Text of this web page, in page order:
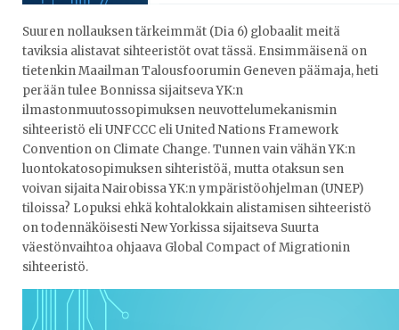
Suuren nollauksen tärkeimmät (Dia 6) globaalit meitä
taviksia alistavat sihteeristöt ovat tässä. Ensimmäisenä on
tietenkin Maailman Talousfoorumin Geneven päämaja, heti
perään tulee Bonnissa sijaitseva YK:n
ilmastonmuutossopimuksen neuvottelumekanismin
sihteeristö eli UNFCCC eli United Nations Framework
Convention on Climate Change. Tunnen vain vähän YK:n
luontokatosopimuksen sihteristöä, mutta otaksun sen
voivan sijaita Nairobissa YK:n ympäristöohjelman (UNEP)
tiloissa? Lopuksi ehkä kohtalokkain alistamisen sihteeristö
on todennäköisesti New Yorkissa sijaitseva Suurta
väestönvaihtoa ohjaava Global Compact of Migrationin
sihteeristö.